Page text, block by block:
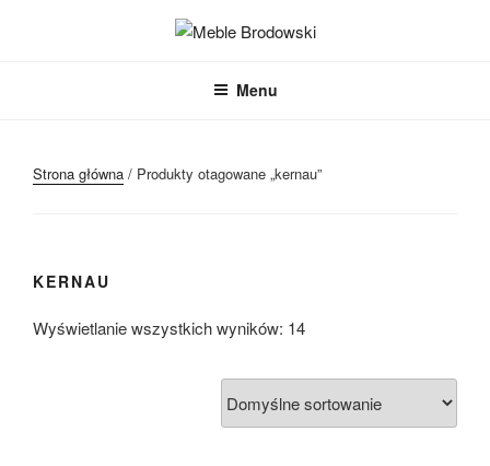
Menu
Strona główna / Produkty otagowane „kernau”
KERNAU
Wyświetlanie wszystkich wyników: 14